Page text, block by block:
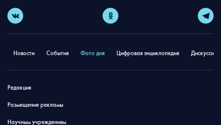
Новости События Фото дня Цифровая энциклопедия
Редакция
Размещение рекламы
Научным учреждениям